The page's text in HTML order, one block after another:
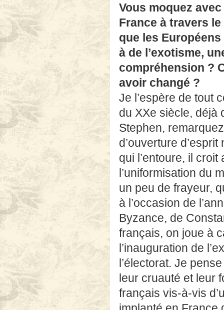
Vous moquez
France à travers
que les
à de l’exotisme,
compréhension ?
avoir changé ?
Je l’espère de tout
du XXe siècle, déjà
Stephen,
d’ouverture
qui l’entoure, il
l’uniformisation du
un peu de frayeur,
à l’occasion de
Byzance, de
français, on joue à
l’inauguration de
l’électorat. Je
leur cruauté et leur
français vis-à-vis